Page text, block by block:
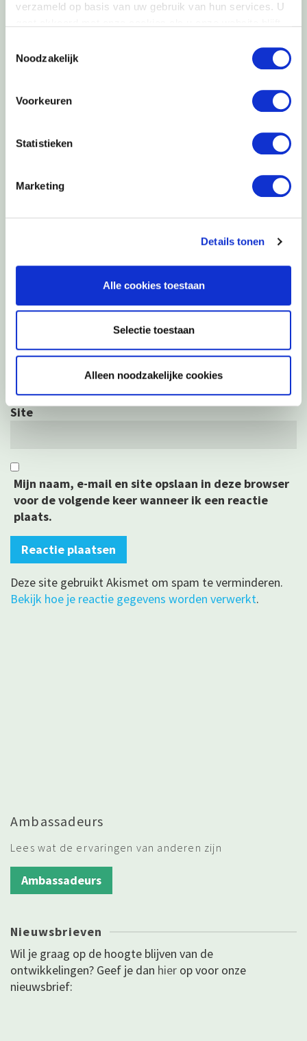
verzameld op basis van uw gebruik van hun services. U
Noodzakelijk
Voorkeuren
Statistieken
Marketing
Details tonen
Alle cookies toestaan
Selectie toestaan
Alleen noodzakelijke cookies
GEEF EEN REACTIE
Je e-mailadres wordt niet gepubliceerd.
Vereiste velden
Reactie*
Naam*
E-mail*
Site
Mijn naam, e-mail en site opslaan in deze browser
voor de volgende keer wanneer ik een reactie
plaats.
Deze site gebruikt Akismet om spam te verminderen.
Bekijk hoe je reactie gegevens worden verwerkt.
Ambassadeurs
Lees wat de ervaringen van anderen zijn
Ambassadeurs
Nieuwsbrieven
Wil je graag op de hoogte blijven van de
ontwikkelingen? Geef je dan hier op voor onze
nieuwsbrief: